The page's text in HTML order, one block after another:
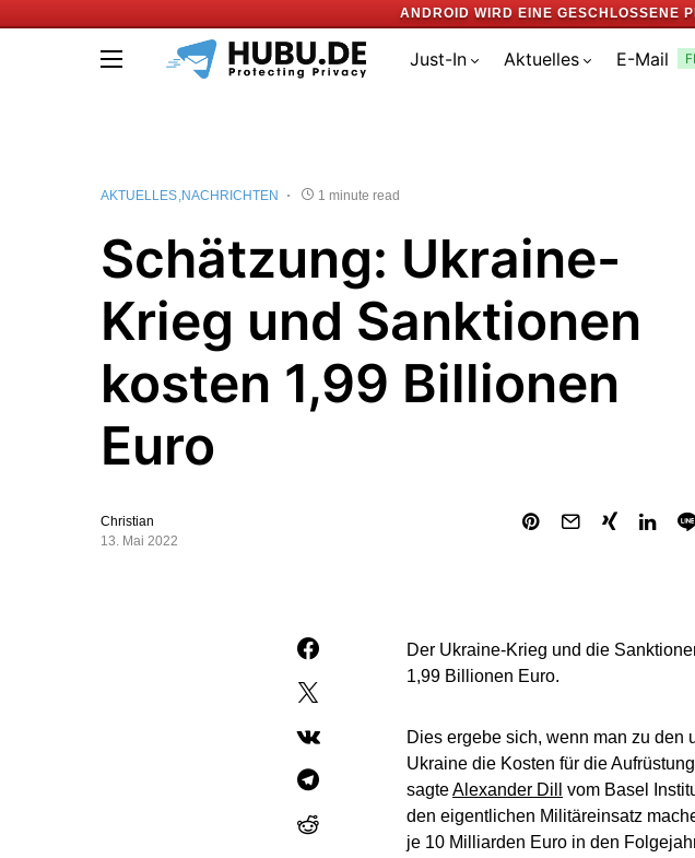
ANDROID WIRD EINE GESCHLOSSENE
Just-In Aktuelles E-Mail
AKTUELLES NACHRICHTEN 1 minute read
Schätzung: Ukraine-
Krieg und Sanktionen
kosten 1,99 Billionen
Euro
Christian
13. Mai 2022
Der Ukraine-Krieg und die
1,99 Billionen Euro.
Dies ergebe sich, wenn man zu den
Ukraine die Kosten für die
sagteAlexander Dill
vom Basel
den eigentlichen Militäreinsatz
je 10 Milliarden Euro in den